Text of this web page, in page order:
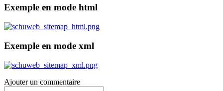
Exemple en mode html
Exemple en mode xml
Ajouter un commentaire